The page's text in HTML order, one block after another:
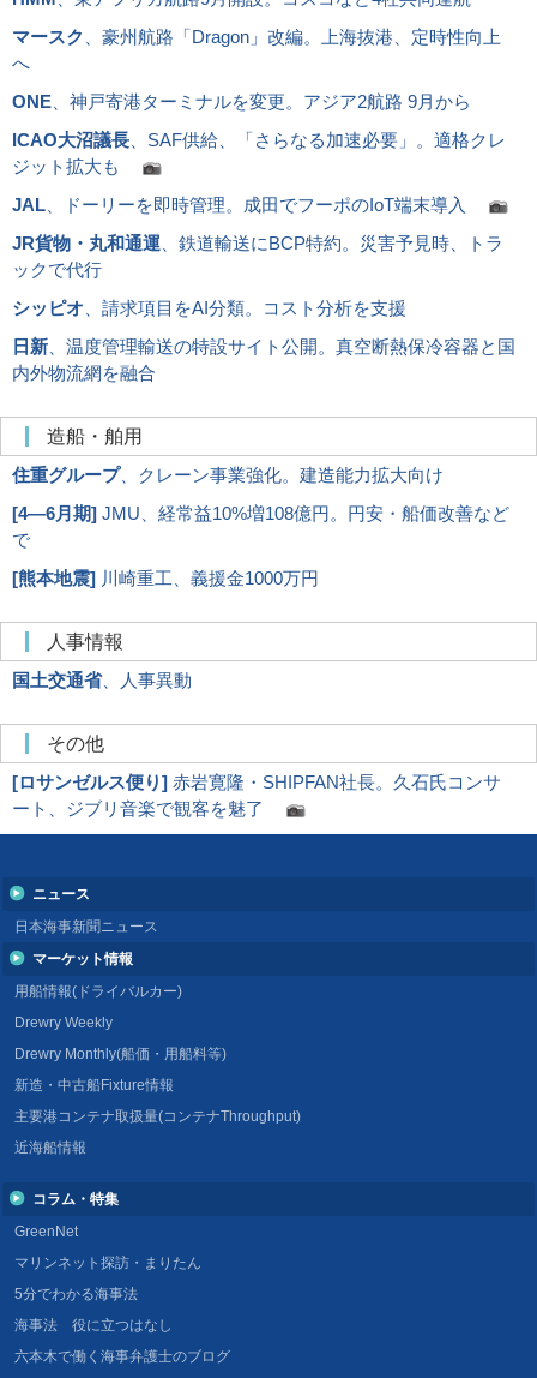
マースク
、豪州航路「Dragon」改編。上海抜港、定時性向上
へ
ONE 、神戸寄港ターミナルを変更。アジア2航路 9月から
ICAO大沼議長 、SAF供給、「さらなる加速必要」。適格クレ
ジット拡大も
JAL 、ドーリーを即時管理。成田でフーポのIoT端末導入
JR貨物・丸和通運 、鉄道輸送にBCP特約。災害予見時、トラ
ックで代行
シッピオ 、請求項目をAI分類。コスト分析を支援
日新 、温度管理輸送の特設サイト公開。真空断熱保冷容器と国
内外物流網を融合
造船・舶用
住重グループ、クレーン事業強化。建造能力拡大向け
[4―6月期] JMU、経常益10%増108億円。円安・船価改善など
で
[熊本地震] 川崎重工、義援金1000万円
人事情報
国土交通省、人事異動
その他
[ロサンゼルス便り] 赤岩寛隆・SHIPFAN社長。久石氏コンサ
ート、ジブリ音楽で観客を魅了
ニュース
日本海事新聞ニュース
マーケット情報
用船情報(ドライバルカー)
Drewry Weekly
Drewry Monthly(船価・用船料等)
新造・中古船Fixture情報
主要港コンテナ取扱量(コンテナThroughput)
近海船情報
コラム・特集
GreenNet
マリンネット探訪・まりたん
5分でわかる海事法
海事法 役に立つはなし
六本木で働く海事弁護士のブログ